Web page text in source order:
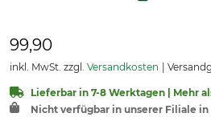
99,90
inkl. MwSt. zzgl. Versandkosten
Lieferbar in 7-8 Werktagen | Mehr
Nicht verfügbar in unserer Filiale in